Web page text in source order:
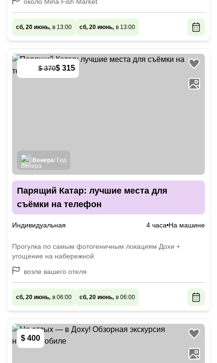
сб, 20 июнь, в 13:00 сб, 20 июнь, в 13:00
$ 370$ 315
Венера/ Гид
Парящий Катар: лучшие места для
съёмки на телефон
Индивидуальная 4 часа На машине
Прогулка по самым фотогеничным локациям Дохи +
угощение на набережной
возле вашего отеля
сб, 20 июнь, в 06:00 сб, 20 июнь, в 06:00
$ 400